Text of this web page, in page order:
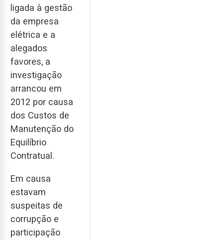
ligada à gestão
da empresa
elétrica e a
alegados
favores, a
investigação
arrancou em
2012 por causa
dos Custos de
Manutenção do
Equilíbrio
Contratual.
Em causa
estavam
suspeitas de
corrupção e
participação